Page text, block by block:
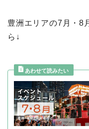
豊洲エリアの7月・8
ら↓